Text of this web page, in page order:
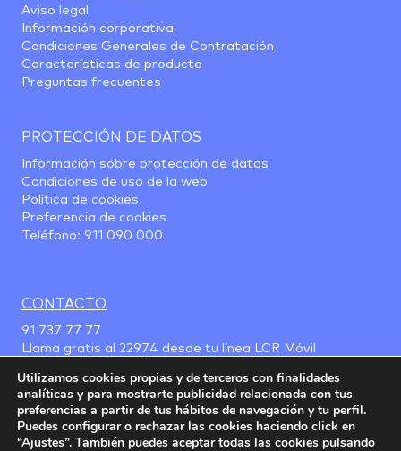
Aviso legal
Información corporativa
Condiciones Generales de Contratación
Características de producto
Preguntas frecuentes
PROTECCIÓN DE DATOS
Información sobre protección de datos
Condiciones de uso de la web
Política de cookies
Preferencia de cookies
Teléfono: 911 090 000
CONTACTO
91 737 77 77
Llama gratis al 22974 desde tu línea LCR Móvil
Utilizamos cookies propias y de terceros con finalidades
analíticas y para mostrarte publicidad relacionada con tus
preferencias a partir de tus hábitos de navegación y tu perfil.
Puedes configurar o rechazar las cookies haciendo click en
“Ajustes”. También puedes aceptar todas las cookies pulsando